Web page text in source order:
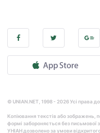
© UNIAN.NET, 1998 - 2026 Усі права
Копіювання текстів або зображень,
формі забороняється без письмової
УНІАН дозволено за умови